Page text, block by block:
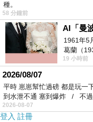
又加入
種。
58 分鐘前
1961年5
葛蘭（
2004）
19 小時前
2026/08/07
平時 崽崽幫忙過磅 都是玩一
到水泄不通 塞到爆炸 / 不過
2026-08-07
登入 註冊